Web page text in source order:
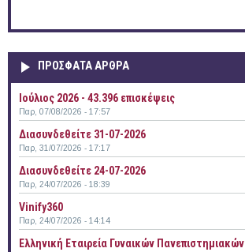
ΠΡΟΣΦΑΤΑ ΑΡΘΡΑ
Ιούλιος 2026 - 43.396 επισκέψεις
Παρ, 07/08/2026 - 17:57
Διασυνδεθείτε 31-07-2026
Παρ, 31/07/2026 - 17:17
Διασυνδεθείτε 24-07-2026
Παρ, 24/07/2026 - 18:39
Vinify360
Παρ, 24/07/2026 - 14:14
Ελληνική Εταιρεία Γυναικών Πανεπιστημιακών